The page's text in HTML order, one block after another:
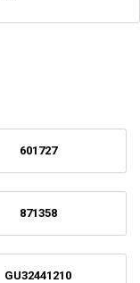
601727
871358
GU32441210